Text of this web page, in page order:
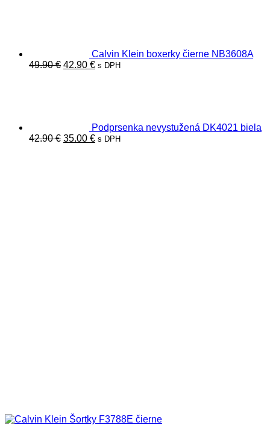
Calvin Klein boxerky čierne NB3608A
49.90€ Pôvodná
42.90 €Aktuálna
s DPH
Podprsenka nevystužená DK4021 biela
42.90€ Pôvodná
35.00 €Aktuálna
s DPH